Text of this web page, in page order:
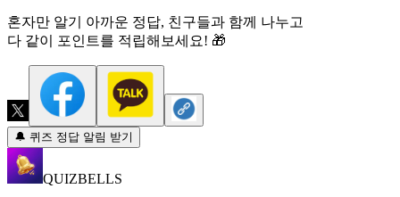
혼자만 알기 아까운 정답, 친구들과 함께 나누고
다 같이 포인트를 적립해보세요! 🎁
🔔 퀴즈 정답 알림 받기
QUIZBELLS